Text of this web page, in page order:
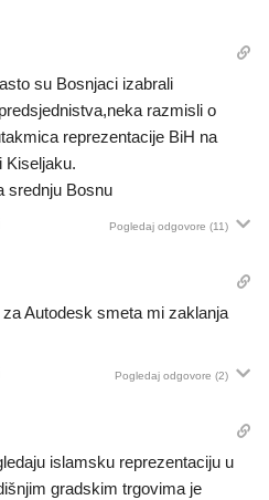
su Bosnjaci izabrali
razmisli o
reprezentacije BiH na
Kiseljaku.
srednju Bosnu
Pogledaj odgovore (11)
Autodesk smeta mi zaklanja
Pogledaj odgovore (2)
islamsku reprezentaciju u
gradskim trgovima je